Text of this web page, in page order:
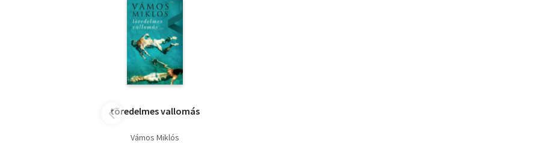
töredelmes vallomás
Vámos Miklós